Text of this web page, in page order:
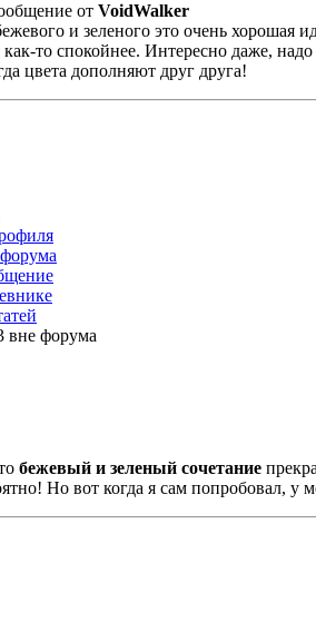
от VoidWalker
и зеленого это очень хорошая
как-то спокойнее. Интересно даже,
цвета дополняют друг друга!
бежевый и зеленый сочетание
Но вот когда я сам попробовал, у